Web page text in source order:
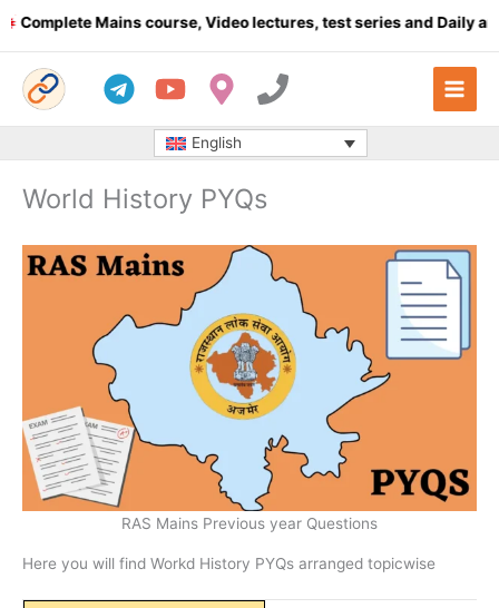
Skip
Mains course, Video lectures, test series and Daily
English
World History PYQs
RAS Mains Previous year Questions
Here you will find Workd History PYQs arranged topicwise